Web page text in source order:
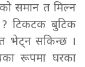
समान त मिल्न
टिकटक बुटिक
भेट्न सकिन्छ ।
रूपमा घरका